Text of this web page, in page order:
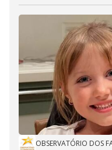
OBSERVATÓRIO DOS